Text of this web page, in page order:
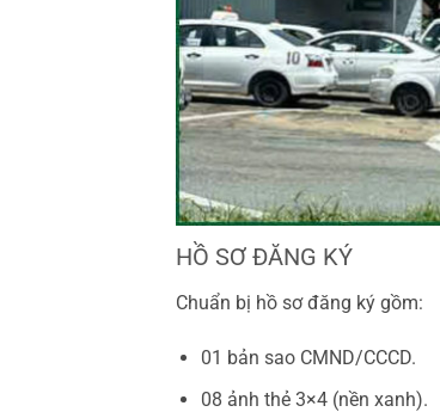
HỒ SƠ ĐĂNG KÝ
Chuẩn bị hồ sơ đăng ký gồm:
01 bản sao CMND/CCCD.
08 ảnh thẻ 3×4 (nền xanh).